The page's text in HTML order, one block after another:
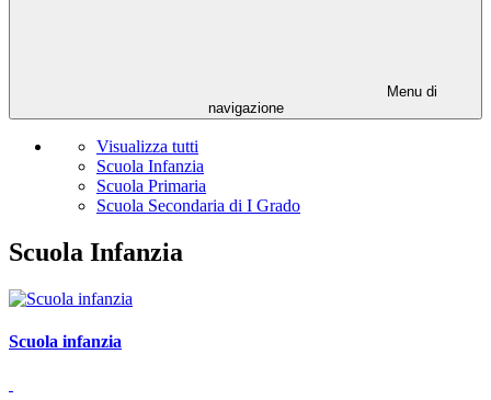
Menu di
navigazione
Visualizza tutti
Scuola Infanzia
Scuola Primaria
Scuola Secondaria di I Grado
Scuola Infanzia
Scuola infanzia